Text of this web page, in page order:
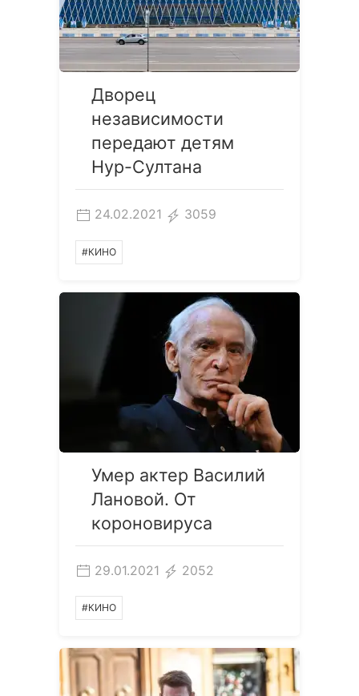
Дворец
независимости
передают детям
Нур-Султана
24.02.2021 3059
#КИНО
Умер актер Василий
Лановой. От
короновируса
29.01.2021 2052
#КИНО